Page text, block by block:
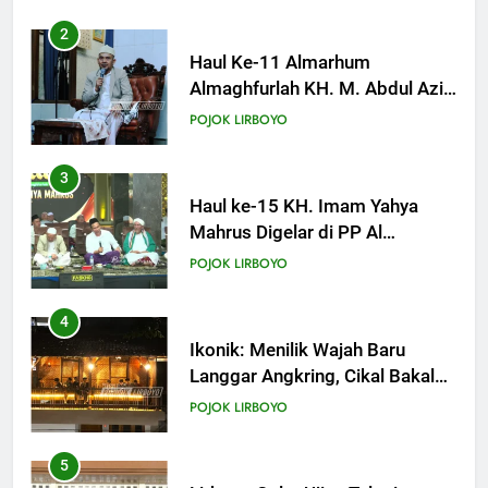
3
Haul ke-15 KH. Imam Yahya
Mahrus Digelar di PP Al
Mahrusiyah III Kediri
POJOK LIRBOYO
4
Ikonik: Menilik Wajah Baru
Langgar Angkring, Cikal Bakal
Ponpes Lirboyo yang Selesai
POJOK LIRBOYO
5
Lirboyo Gelar Ujian Talaqi
Daerah Serentak di Muktamar
POJOK LIRBOYO
6